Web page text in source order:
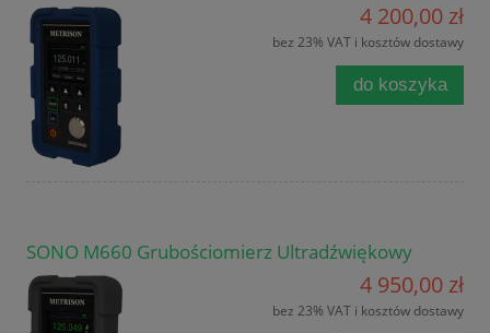
4 200,00 zł
bez 23% VAT i kosztów dostawy
do koszyka
SONO M660 Grubościomierz Ultradźwiękowy
4 950,00 zł
bez 23% VAT i kosztów dostawy